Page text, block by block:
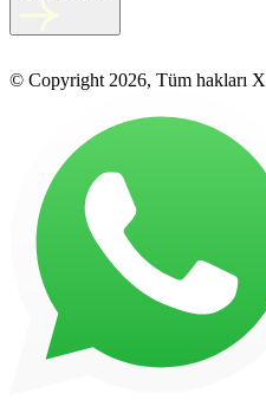
© Copyright 2026, Tüm hakları